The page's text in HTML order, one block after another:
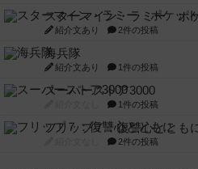
スターマイン・ラミー ポ
紹介文あり 2件の投稿
海兵隊
紹介文あり 1件の投稿
スーパーストア3000
1件の投稿
フリップ７：復讐心ととも
2件の投稿